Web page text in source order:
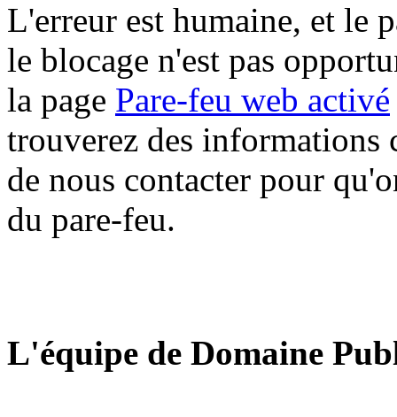
L'erreur est humaine, et le
le blocage n'est pas
la page Pare-feu web activé
trouverez des informations
de nous contacter pour
du pare-feu.
L'équipe de Domaine